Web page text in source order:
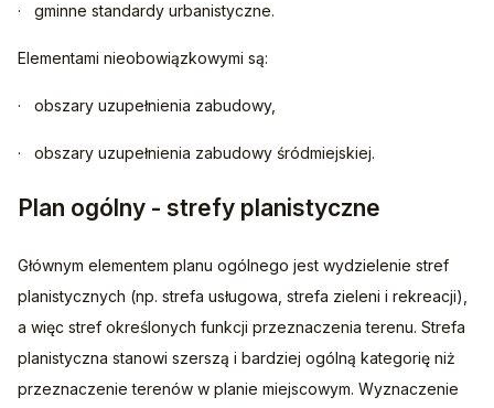
·   gminne standardy urbanistyczne.
Elementami nieobowiązkowymi są:
·   obszary uzupełnienia zabudowy,
·   obszary uzupełnienia zabudowy śródmiejskiej.
Plan ogólny - strefy planistyczne
Głównym elementem planu ogólnego jest wydzielenie stref
planistycznych (np. strefa usługowa, strefa zieleni i rekreacji),
a więc stref określonych funkcji przeznaczenia terenu. Strefa
planistyczna stanowi szerszą i bardziej ogólną kategorię niż
przeznaczenie terenów w planie miejscowym. Wyznaczenie